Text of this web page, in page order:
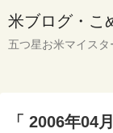
米ブログ・こ
五つ星お米マイス
「 2006年04